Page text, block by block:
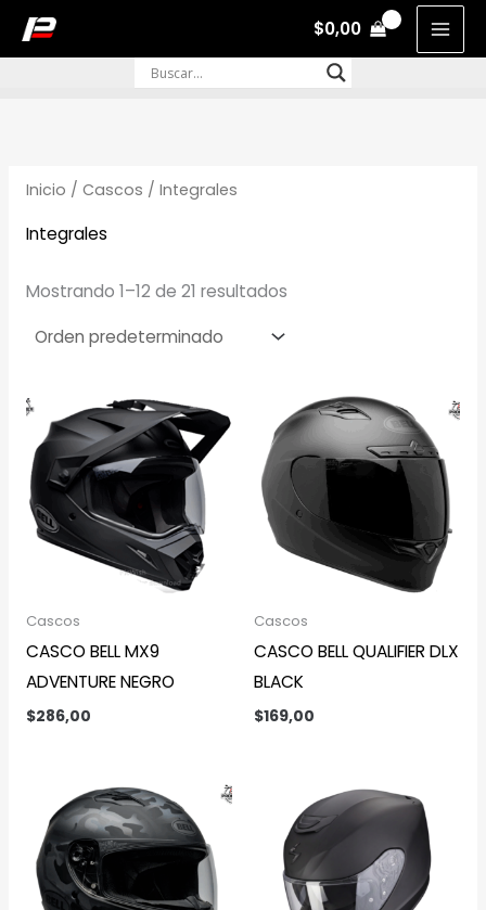
$0,00
Inicio / Cascos / Integrales
Integrales
Mostrando 1–12 de 21 resultados
Cascos
CASCO BELL MX9
ADVENTURE NEGRO
$286,00
Cascos
CASCO BELL QUALIFIER DLX
BLACK
$169,00